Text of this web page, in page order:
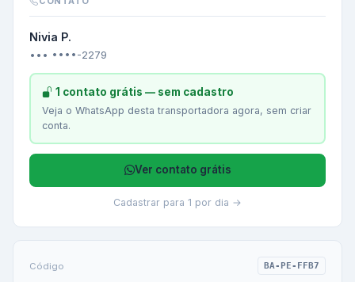
Nivia P.
••• ••••-2279
1 contato grátis — sem cadastro
Veja o WhatsApp desta transportadora agora, sem criar
conta.
Ver contato grátis
Cadastrar para 1 por dia →
Código BA-PE-FFB7